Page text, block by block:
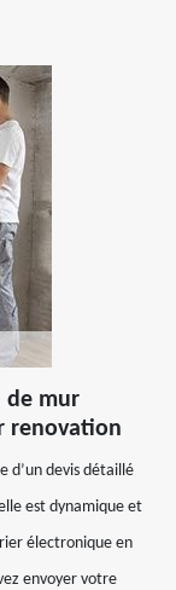
de mur
renovation
d’un devis détaillé
est dynamique et
électronique en
envoyer votre